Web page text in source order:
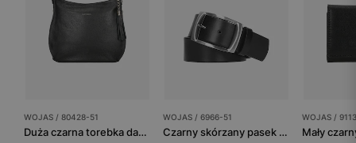
WOJAS / 80428-51
Duża czarna torebka damska skórzana
WOJAS / 6966-51
Czarny skórzany pasek damski
WOJAS /